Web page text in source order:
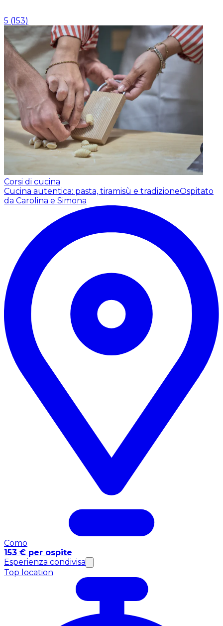
5 (153)
Corsi di cucina
Cucina autentica: pasta, tiramisù e tradizioneOspitato
da Carolina e Simona
Como
153 € per ospite
Esperienza condivisa
Top location